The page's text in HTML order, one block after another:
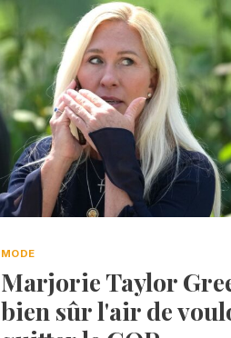
MODE
Marjorie Taylor
bien sûr l'air de